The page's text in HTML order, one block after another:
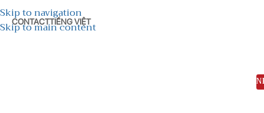
Skip to navigation
Skip to main content
CONTACTTIẾNG VIỆT